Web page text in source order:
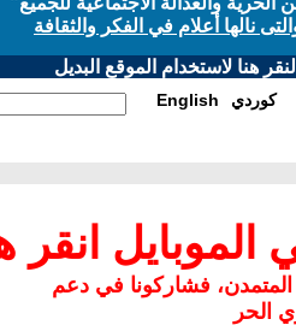
نالها أعلام في الفكر والثقافة
هنا لاستخدام الموقع البديل
English كوردي
انقر
المتمدن، فشاركونا في دعم
الحر